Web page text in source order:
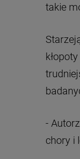
takie
-
chory i